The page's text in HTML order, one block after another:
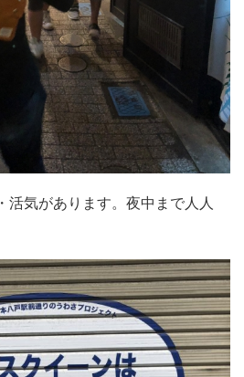
活気があります。夜中まで人人